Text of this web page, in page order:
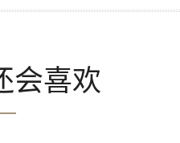
会喜欢